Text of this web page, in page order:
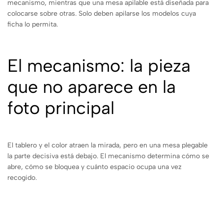
mecanismo, mientras que una mesa apilable está diseñada para
colocarse sobre otras. Solo deben apilarse los modelos cuya
ficha lo permita.
El mecanismo: la pieza
que no aparece en la
foto principal
El tablero y el color atraen la mirada, pero en una mesa plegable
la parte decisiva está debajo. El mecanismo determina cómo se
abre, cómo se bloquea y cuánto espacio ocupa una vez
recogido.